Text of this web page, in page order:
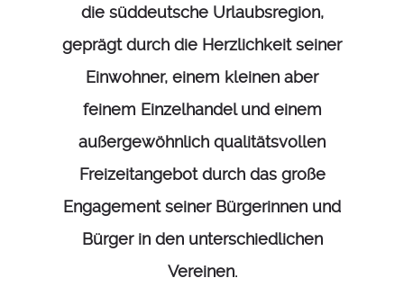
die süddeutsche Urlaubsregion,
geprägt durch die Herzlichkeit seiner
Einwohner, einem kleinen aber
feinem Einzelhandel und einem
außergewöhnlich qualitätsvollen
Freizeitangebot durch das große
Engagement seiner Bürgerinnen und
Bürger in den unterschiedlichen
Vereinen.